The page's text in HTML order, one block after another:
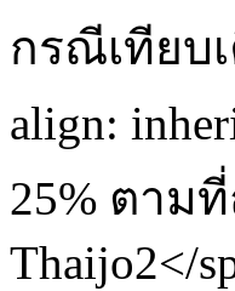
กรณีเทียบเ
align:
25% ตาม
Thaijo2</